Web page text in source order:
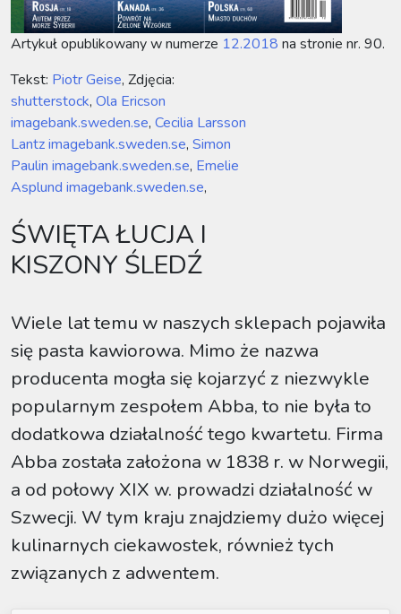
Artykuł opublikowany w numerze 12.2018 na stronie nr. 90.
Tekst: Piotr Geise, Zdjęcia:
shutterstock, Ola Ericson
imagebank.sweden.se, Cecilia Larsson
Lantz imagebank.sweden.se, Simon
Paulin imagebank.sweden.se, Emelie
Asplund imagebank.sweden.se,
ŚWIĘTA ŁUCJA I
KISZONY ŚLEDŹ
Wiele lat temu w naszych sklepach pojawiła
się pasta kawiorowa. Mimo że nazwa
producenta mogła się kojarzyć z niezwykle
popularnym zespołem Abba, to nie była to
dodatkowa działalność tego kwartetu. Firma
Abba została założona w 1838 r. w Norwegii,
a od połowy XIX w. prowadzi działalność w
Szwecji. W tym kraju znajdziemy dużo więcej
kulinarnych ciekawostek, również tych
związanych z adwentem.